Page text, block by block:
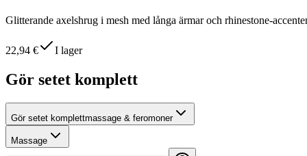
Glitterande axelshrug i mesh med långa ärmar och rhinestone-
22,94 € I lager
Gör setet komplett
Gör setet komplettmassage & feromoner
Massage